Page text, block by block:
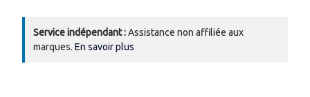
Service indépendant :Assistance non affiliée aux
marques. En savoir plus